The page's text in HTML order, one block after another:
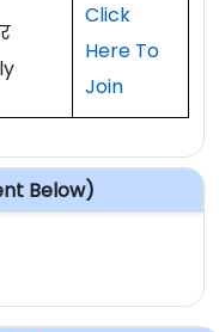
Click
Here To
Join
Below)